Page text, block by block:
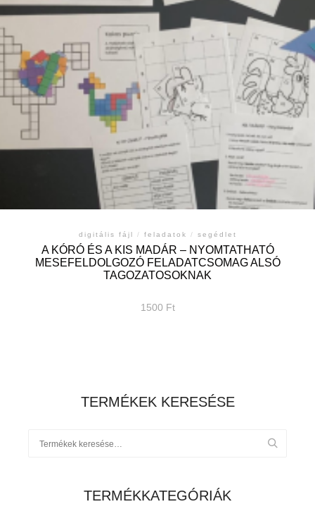
digitális fájl / feladatok / segédlet
A KÓRÓ ÉS A KIS MADÁR – NYOMTATHATÓ
MESEFELDOLGOZÓ FELADATCSOMAG ALSÓ
TAGOZATOSOKNAK
1500 Ft
TERMÉKEK KERESÉSE
TERMÉKKATEGÓRIÁK